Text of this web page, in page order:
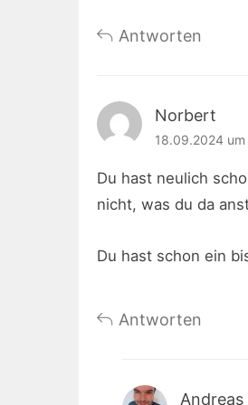
Antworten
Norbert
18.09.2024
Du hast neulich
nicht, was du da
Du hast schon ein
Antworten
Andreas